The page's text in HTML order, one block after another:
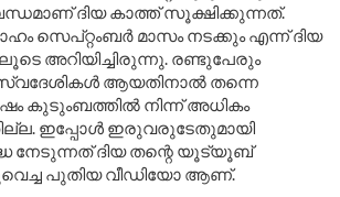
ദിയ കാത്ത് സൂക്ഷിക്കുന്നത്.
സെപ്റ്റംബർ മാസം നടക്കും എന്ന് ദിയ
അറിയിച്ചിരുന്നു. രണ്ടുപേരും
ആയതിനാൽ തന്നെ
കുടുംബത്തിൽ നിന്ന് അധികം
ഇപ്പോൾ ഇരുവരുടേതുമായി
നേടുന്നത് ദിയ തന്റെ യൂട്യൂബ്
പുതിയ വീഡിയോ ആണ്.